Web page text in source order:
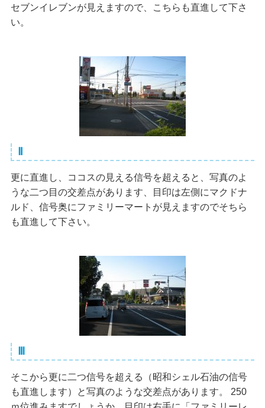
セブンイレブンが見えますので、こちらも直進して下さ
い。
Ⅱ
更に直進し、ココスの見える信号を超えると、写真のよ
うな二つ目の交差点があります、目印は左側にマクドナ
ルド、信号奥にファミリーマートが見えますのでそちら
も直進して下さい。
Ⅲ
そこから更に二つ信号を超える（昭和シェル石油の信号
も直進します）と写真のような交差点があります。 250